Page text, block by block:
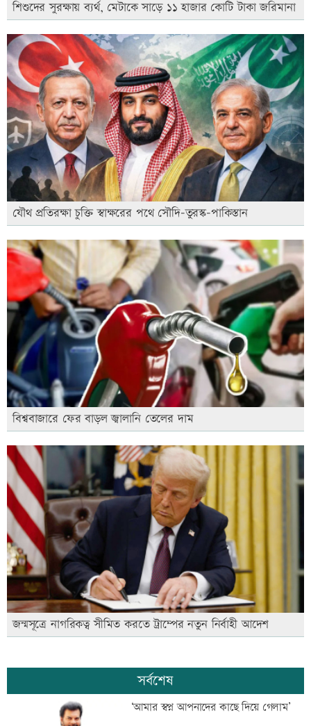
শিশুদের সুরক্ষায় ব্যর্থ, মেটাকে সাড়ে ১১ হাজার কোটি টাকা জরিমানা
যৌথ প্রতিরক্ষা চুক্তি স্বাক্ষরের পথে সৌদি-তুরস্ক-পাকিস্তান
বিশ্ববাজারে ফের বাড়ল জ্বালানি তেলের দাম
জন্মসূত্রে নাগরিকত্ব সীমিত করতে ট্রাম্পের নতুন নির্বাহী আদেশ
সর্বশেষ
‘আমার স্বপ্ন আপনাদের কাছে দিয়ে গেলাম’